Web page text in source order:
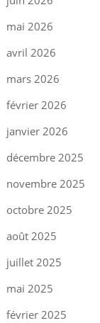
mai 2026
avril 2026
mars 2026
février 2026
janvier 2026
décembre 2025
novembre 2025
octobre 2025
août 2025
juillet 2025
mai 2025
février 2025